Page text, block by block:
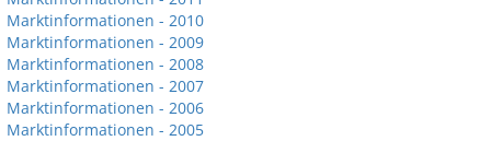
Marktinformationen - 2010
Marktinformationen - 2009
Marktinformationen - 2008
Marktinformationen - 2007
Marktinformationen - 2006
Marktinformationen - 2005